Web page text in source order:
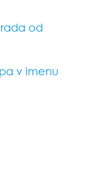
od
v imenu